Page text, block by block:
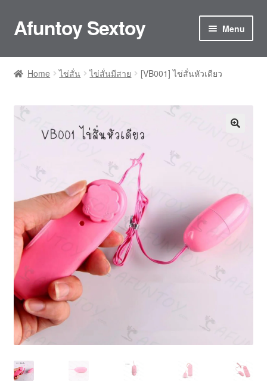
Skip
to
Skip
to
Afuntoy Sextoy Menu
Home
Checkout
My account
ติดต่อเรา
ประกันและการดูแลรักษา
สินค้าทั้งหมด
Home ไข่สั่น ไข่สั่นมีสาย [VB001] ไข่สั่นหัวเดียว